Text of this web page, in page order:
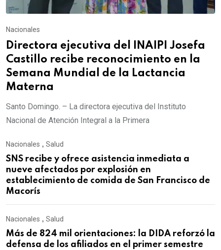
Nacionales
Directora ejecutiva del INAIPI Josefa
Castillo recibe reconocimiento en la
Semana Mundial de la Lactancia
Materna
Santo Domingo. – La directora ejecutiva del Instituto
Nacional de Atención Integral a la Primera
Nacionales , Salud
SNS recibe y ofrece asistencia inmediata a
nueve afectados por explosión en
establecimiento de comida de San Francisco de
Macorís
Nacionales , Salud
Más de 824 mil orientaciones: la DIDA reforzó la
defensa de los afiliados en el primer semestre